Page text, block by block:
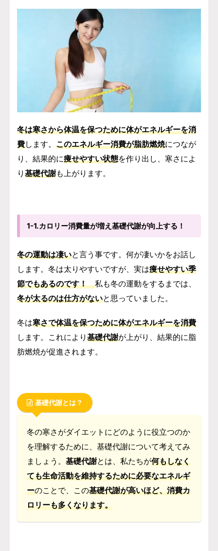
冬は寒さから体温を保つために体がエネルギーを消
費します。 このエネルギー消費が脂肪燃焼につなが
り、結果的に痩せやすい状態を作り出し、寒さによ
り 基礎代謝も上がります。
1-1.カロリー消費量が増え基礎代謝が向上する！
冬の運動は凄いと言う事です。何が凄いかをお話し
します。 冬は太りやすいですが、実は痩せやすい季
節でもあるのです！私も冬の運動をするまでは、
冬が太るのは仕方がないと思っていました。
冬は寒さで体温を保つために体がエネルギーを消費
します。これにより 基礎代謝が上がり、結果的に脂
肪燃焼が促進されます。
基礎代謝とは？
冬の寒さがダイエットにどのように役立つのか
を理解するために、基礎代謝について考えてみ
ましょう。 基礎代謝とは、私たちが何もしなく
ても生命活動を維持するために必要なエネルギ
ーのことで、この基礎代謝が高いほど、消費カ
ロリーも多くなります。